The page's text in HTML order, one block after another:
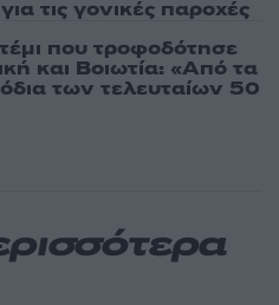
τις γονικές παροχές
που τροφοδότησε
και Βοιωτία: «Από τα
των τελευταίων 50